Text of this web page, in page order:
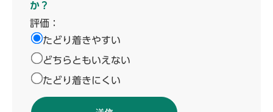
か？
評価：
たどり着きやすい
どちらともいえない
たどり着きにくい